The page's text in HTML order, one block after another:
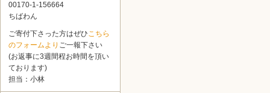
00170-1-156664
ちばわん
ご寄付下さった方はぜひこちら
のフォームより ご一報下さい
(お返事に3週間程お時間を頂い
ております)
担当：小林